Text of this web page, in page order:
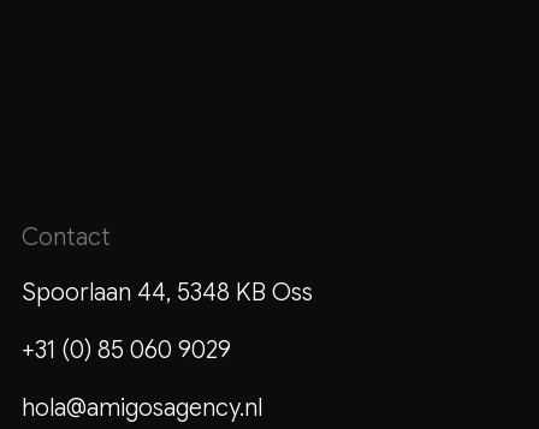
Contact
Spoorlaan 44, 5348 KB Oss
+31 (0) 85 060 9029
hola@amigosagency.nl